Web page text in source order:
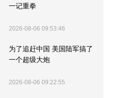
一记重拳
2026-08-06 09:53:46
为了追赶中国 美国陆军搞了
一个超级大炮
2026-08-06 09:22:55